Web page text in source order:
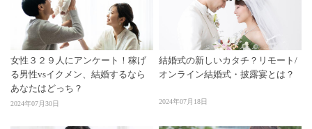
女性３２９人にアンケート！稼げ
る男性vsイクメン、結婚するなら
あなたはどっち？
2024年07月30日
結婚式の新しいカタチ？リモート/
オンライン結婚式・披露宴とは？
2024年07月18日